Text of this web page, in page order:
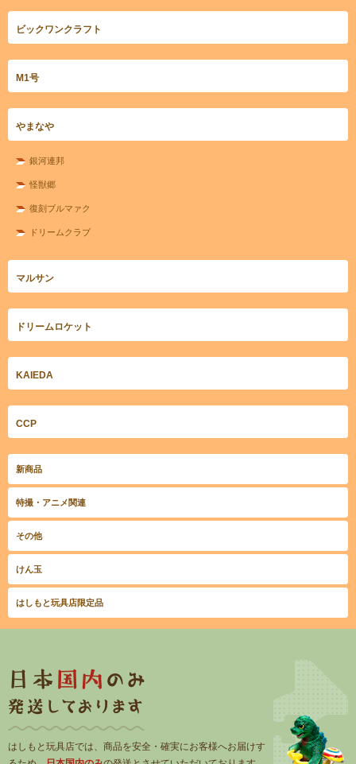
ビックワンクラフト
M1号
やまなや
銀河連邦
怪獣郷
復刻ブルマァク
ドリームクラブ
マルサン
ドリームロケット
KAIEDA
CCP
新商品
特撮・アニメ関連
その他
けん玉
はしもと玩具店限定品
はしもと玩具店では、商品を安全・確実にお客様へお届けす